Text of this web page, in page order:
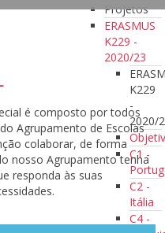
Projetos
ERASMUS
K229 -
2020/23
K229
-
2020/
C1 -
C2 -
Itália
C4 -
é composto por todos
Agrupamento de Escolas
colaborar, de forma
nosso Agrupamento tenha
responda às suas